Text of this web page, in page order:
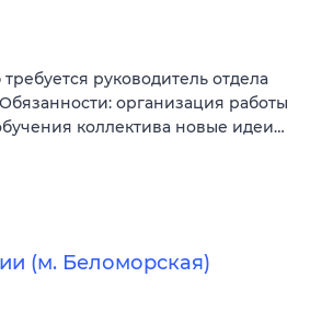
руководитель отдела
организация работы
коллектива новые идеи…
(м. Беломорская)